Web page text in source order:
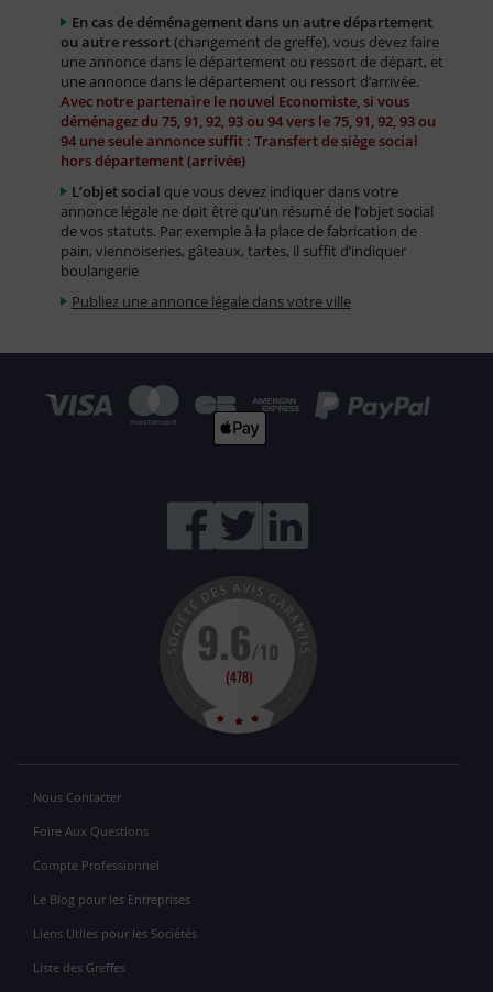
En cas de déménagement dans un autre département
ou autre ressort(changement de greffe), vous devez faire
une annonce dans le département ou ressort de départ, et
une annonce dans le département ou ressort d’arrivée.
Avec notre partenaire le nouvel Economiste, si vous
déménagez du 75, 91, 92, 93 ou 94 vers le 75, 91, 92, 93 ou
94 une seule annonce suffit : Transfert de siège social
hors département (arrivée)
L’objet social que vous devez indiquer dans votre
annonce légale ne doit être qu’un résumé de l’objet social
de vos statuts. Par exemple à la place de fabrication de
pain, viennoiseries, gâteaux, tartes, il suffit d’indiquer
boulangerie
Publiez une annonce légale dans votre ville
Nous Contacter
Foire Aux Questions
Compte Professionnel
Le Blog pour les Entreprises
Liens Utiles pour les Sociétés
Liste des Greffes